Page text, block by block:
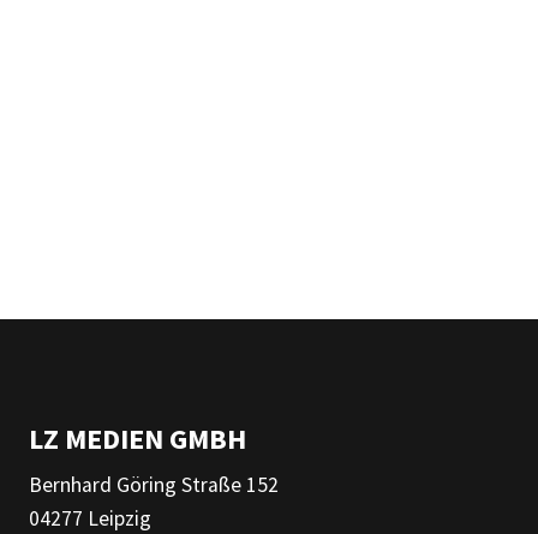
LZ MEDIEN GMBH
Bernhard Göring Straße 152
04277 Leipzig